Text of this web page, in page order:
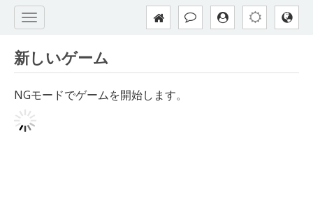
新しいゲーム
NGモードでゲームを開始します。